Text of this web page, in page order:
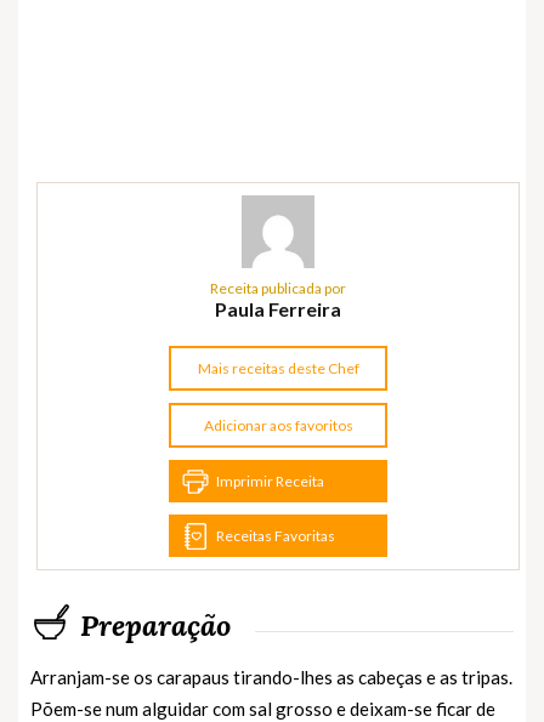
Receita publicada por
Paula Ferreira
Mais receitas deste Chef
Adicionar aos favoritos
Imprimir Receita
Receitas Favoritas
Preparação
Arranjam-se os carapaus tirando-lhes as cabeças e as tripas.
Põem-se num alguidar com sal grosso e deixam-se ficar de